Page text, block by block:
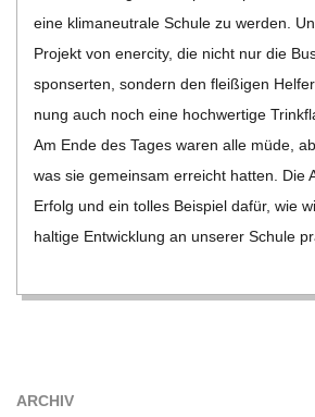
eine kli­ma­neu­trale Schule zu wer­den.
Pro­jekt von ener­city, die nicht nur die
spon­ser­ten, son­dern den flei­ßi­gen
nung auch noch eine hoch­wer­tige
Am Ende des Tages waren alle müde,
was sie gemein­sam erreicht hat­ten. Die
Erfolg und ein tol­les Bei­spiel dafür, wie
hal­tige Ent­wick­lung an unse­rer Schule
ARCHIV